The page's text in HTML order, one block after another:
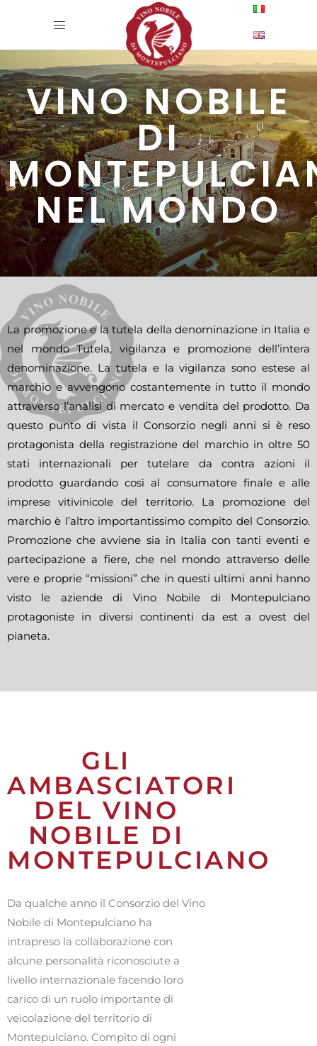
VINO NOBILE
DI
NEL MONDO
La promozione e la tutela della denominazione in Italia e
nel mondo Tutela, vigilanza e promozione dell’intera
denominazione. La tutela e la vigilanza sono estese al
marchio e avvengono costantemente in tutto il mondo
attraverso l’analisi di mercato e vendita del prodotto. Da
questo punto di vista il Consorzio negli anni si è reso
protagonista della registrazione del marchio in oltre 50
stati internazionali per tutelare da contra azioni il
prodotto guardando così al consumatore finale e alle
imprese vitivinicole del territorio. La promozione del
marchio è l’altro importantissimo compito del Consorzio.
Promozione che avviene sia in Italia con tanti eventi e
partecipazione a fiere, che nel mondo attraverso delle
vere e proprie “missioni” che in questi ultimi anni hanno
visto le aziende di Vino Nobile di Montepulciano
protagoniste in diversi continenti da est a ovest del
pianeta.
GLI
AMBASCIATORI
DEL VINO
NOBILE DI
MONTEPULCIANO
Da qualche anno il Consorzio del Vino
Nobile di Montepulciano ha
intrapreso la collaborazione con
alcune personalità riconosciute a
livello internazionale facendo loro
carico di un ruolo importante di
veicolazione del territorio di
Montepulciano. Compito di ogni